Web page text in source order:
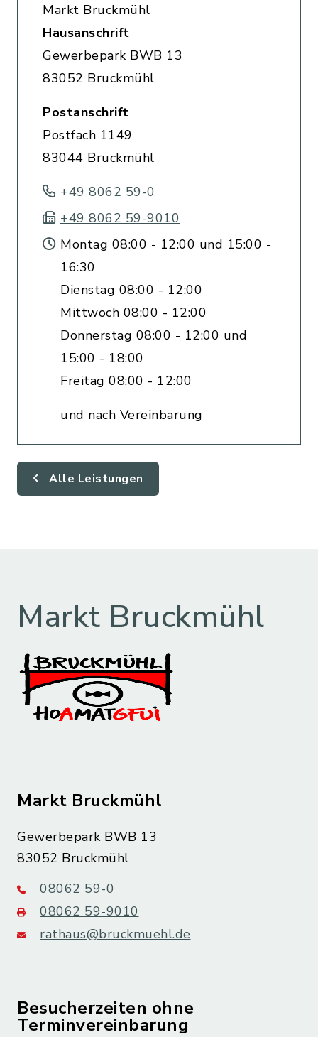
Markt Bruckmühl
Hausanschrift
Gewerbepark BWB 13
83052 Bruckmühl
Postanschrift
Postfach 1149
83044 Bruckmühl
+49 8062 59-0
+49 8062 59-9010
Montag 08:00 - 12:00 und 15:00 -
16:30
Dienstag 08:00 - 12:00
Mittwoch 08:00 - 12:00
Donnerstag 08:00 - 12:00 und
15:00 - 18:00
Freitag 08:00 - 12:00
und nach Vereinbarung
Alle Leistungen
Markt Bruckmühl
Markt Bruckmühl
Gewerbepark BWB 13
83052 Bruckmühl
08062 59-0
08062 59-9010
rathaus@bruckmuehl.de
Besucherzeiten ohne
Terminvereinbarung